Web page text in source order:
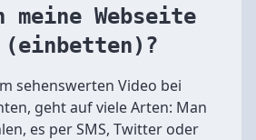
Webseite
(einbetten)?
sehenswerten Video bei
geht auf viele Arten: Man
es per SMS, Twitter oder